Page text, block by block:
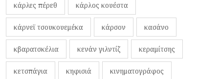
κάρλες πέρεθ κάρλος κουέστα
κάρνεϊ τσουκουεμέκα κάρσον κασάνο
κβαρατσκέλια κενάν γιλντίζ κεραμίτσης
κετσπάγια κηφισιά κινηματογράφος